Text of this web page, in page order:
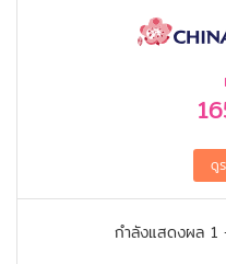
เลย์ – ฟอร์เรสต์ กัม
– เซเว่น เมจิก เมาท์เ
ไชนีส เธียร์เตอร์ – ฮ
เบเวอร์รี่ ฮิลล์ – กริ
กำลังแสดงผล 1